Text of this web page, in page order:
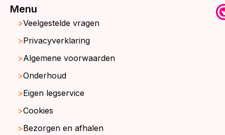
Menu
Veelgestelde vragen
Privacyverklaring
Algemene voorwaarden
Onderhoud
Eigen legservice
Cookies
Bezorgen en afhalen